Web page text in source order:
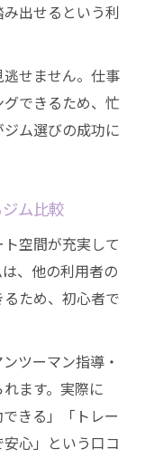
出せるという利
せません。仕事
できるため、忙
ム選びの成功に
ム比較
空間が充実して
、他の利用者の
ため、初心者で
ツーマン指導・
ます。実際に
きる」「トレー
心」という口コ